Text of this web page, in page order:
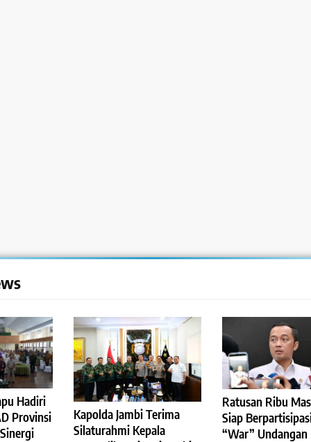
Hadiri
Provinsi
Kapolda Jambi Terima
Silaturahmi Kepala
Ratusan Ribu
Siap
“War” Undangan